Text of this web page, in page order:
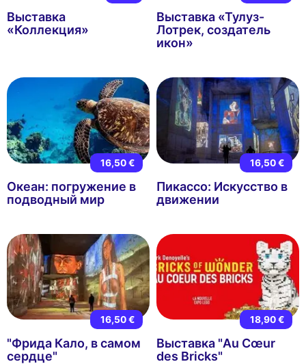
Выставка
«Коллекция»
Выставка «Тулуз-
Лотрек, создатель
икон»
16,50 €
Океан: погружение в
подводный мир
16,50 €
Пикассо: Искусство в
движении
16,50 €
"Фрида Кало, в самом
сердце"
18,90 €
Выставка "Au Cœur
des Bricks"